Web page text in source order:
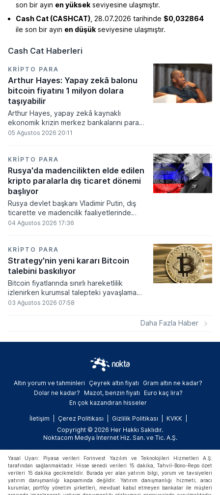
son bir ayın en yüksek seviyesine ulaşmıştır.
Cash Cat (CASHCAT) , 28.07.2026 tarihinde $0,032864
ile son bir ayın en düşük seviyesine ulaşmıştır.
Cash Cat Haberleri
KRIPTO PARA
Arthur Hayes: Yapay zekâ balonu
bitcoin fiyatını 1 milyon dolara
taşıyabilir
Arthur Hayes, yapay zekâ kaynaklı
ekonomik krizin merkez bankalarını para
basmaya zorlayacağını ve bu durumun
kayıplarının tetikleyeceği kredi krizinin
küresel likidite artışına yol açacağını belirtti
ve bitcoinin bu süreçte en hızlı tepki veren
varlık olacağı vurguladı.
05 Ağustos 2026 20:11
KRIPTO PARA
Rusya'da madencilikten elde edilen
kripto paralarla dış ticaret dönemi
başlıyor
Rusya devlet başkanı Vladimir Putin, dış
ticarette ve madencilik faaliyetlerinde
kripto varlıkların kullanımına onay veren
elde edilen dijital paraların belirli şartlar
altında dolaşımına ve menkul kıymet
alımlarında kullanılmasına olanak sağlanıyor.
04 Ağustos 2026 17:36
KRIPTO PARA
Strategy'nin yeni kararı Bitcoin
talebini baskılıyor
Bitcoin fiyatlarında sınırlı hareketlilik
izlenirken kurumsal talepteki yavaşlama
piyasa dinamiklerini etkiliyor. ABD Merkez
03 Ağustos 2026 07:58
Daha Fazla Haber
Altın yorum ve tahminleri Çeyrek altın fiyatı
Gram altın ne kadar?
Dolar ne kadar?
Mazot, benzin fiyatı
Euro kaç lira?
En çok kazandıran hisseler
İletişim Çerez Politikası Gizlilik Politikası
KVKK
Copyright © 2026 Her Hakkı Saklıdır.
Noktacom Medya İnternet Hiz. San. ve Tic. A.Ş.
Yasal Uyarı: Piyasa verileri Forinvest Yazılım ve Teknolojileri Hizmetleri A.Ş.
tarafından sağlanmaktadır. Hisse senedi verileri 15 dakika, Tahvil-Bono-Repo özet
verileri 15 dakika gecikmelidir. Burada yer alan yatırım bilgi, yorum ve tavsiyeleri
yatırım danışmanlığı kapsamında değildir. Yatırım danışmanlığı hizmeti; aracı
kurumlar, portföy yönetim şirketleri, mevduat kabul etmeyen bankalar ile müşteri